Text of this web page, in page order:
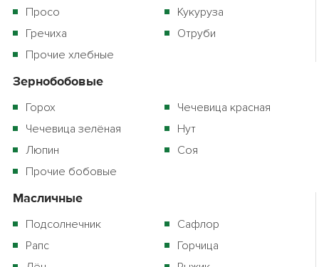
Просо
Кукуруза
Гречиха
Отруби
Прочие хлебные
Зернобобовые
Горох
Чечевица красная
Чечевица зелёная
Нут
Люпин
Соя
Прочие бобовые
Масличные
Подсолнечник
Сафлор
Рапс
Горчица